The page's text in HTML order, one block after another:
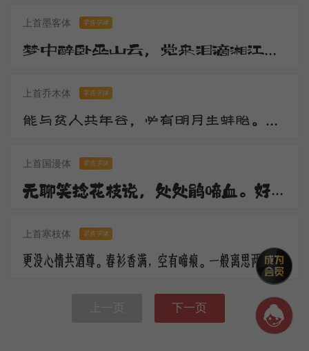
上首墨客体 零售字体
梦中醉卧巫山云，觉来泪滴湘江水。湘江两岸花木深，美人不见愁人心。含愁更奏绿绮琴，调高弦绝无知音。
上首乔木体 零售字体
能与贫人共年谷，必有明月生蚌胎。山随宴坐图画出，水作夜窗风雨来。观水观山皆得妙，更将何物污灵台。
上首国漫体 零售字体
无聊笑捻花枝说，处处鹃啼血。好花须映好楼台，休傍秦关蜀栈战场开。倚楼极目深愁绪，更对东风语。
上首寒枝体 零售字体
更没心情共酒尊。春衫香满，空有啼痕。一般离思两销魂，马上黄昏，楼上黄昏。
下一页